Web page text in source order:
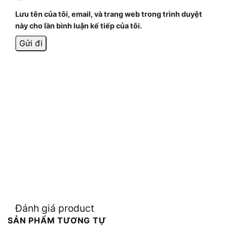
Lưu tên của tôi, email, và trang web trong trình duyệt
này cho lần bình luận kế tiếp của tôi.
Đánh giá product
SẢN PHẨM TƯƠNG TỰ